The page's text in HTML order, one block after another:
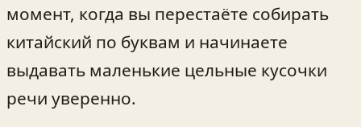
момент, когда вы перестаёте собирать
китайский по буквам и начинаете
выдавать маленькие цельные кусочки
речи уверенно.